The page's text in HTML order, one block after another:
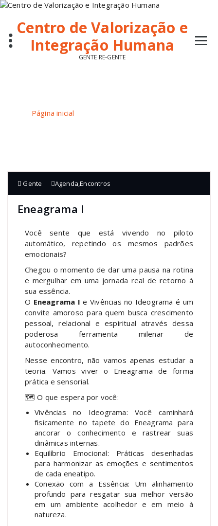
Pular
conteúdoCentro de Valorização e
Integração Humana
GENTE RE-GENTE
Página inicial
Gente Agenda ,Encontros
Eneagrama I
Você sente que está vivendo no piloto
automático, repetindo os mesmos padrões
emocionais?
Chegou o momento de dar uma pausa na rotina
e mergulhar em uma jornada real de retorno à
sua essência.
O Eneagrama I e Vivências no Ideograma é um
convite amoroso para quem busca crescimento
pessoal, relacional e espiritual através dessa
poderosa ferramenta milenar de
autoconhecimento.
Nesse encontro, não vamos apenas estudar a
teoria. Vamos viver o Eneagrama de forma
prática e sensorial.
🗺️ O que espera por você:
Vivências no Ideograma: Você caminhará
fisicamente no tapete do Eneagrama para
ancorar o conhecimento e rastrear suas
dinâmicas internas.
Equilíbrio Emocional: Práticas desenhadas
para harmonizar as emoções e sentimentos
de cada eneatipo.
Conexão com a Essência: Um alinhamento
profundo para resgatar sua melhor versão
em um ambiente acolhedor e em meio à
natureza.